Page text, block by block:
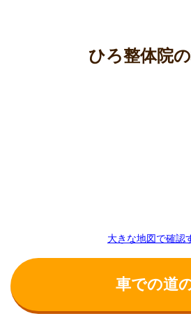
つらい肩こり高血圧の原因を特定
根本改善を目指そう
肩こりがひどい！その原因は病
首の痛み（後ろ）が治らない！そ
ひろ整体院
大きな地図で確認
車での道